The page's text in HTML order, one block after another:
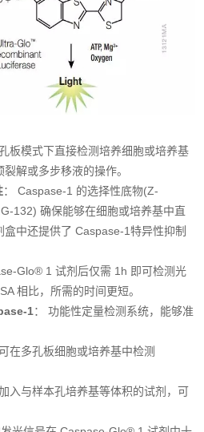
板模式下直接检测培养细胞或培养基
解或多步移液的操作。
： Caspase-1 的选择性底物(Z-
132) 确保能够在细胞或培养基中直
中还提供了 Caspase-1特异性抑制
Glo® 1 试剂后仅需 1h 即可检测光
相比，所需的时间更短。
1： 功能性定量检测系统，能够准
在多孔板细胞或培养基中检测
入与样本孔培养基等体积的试剂，可